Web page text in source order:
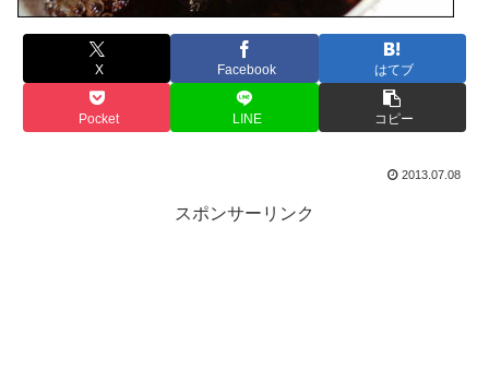
X Facebook はてブ
Pocket LINE コピー
2013.07.08
スポンサーリンク